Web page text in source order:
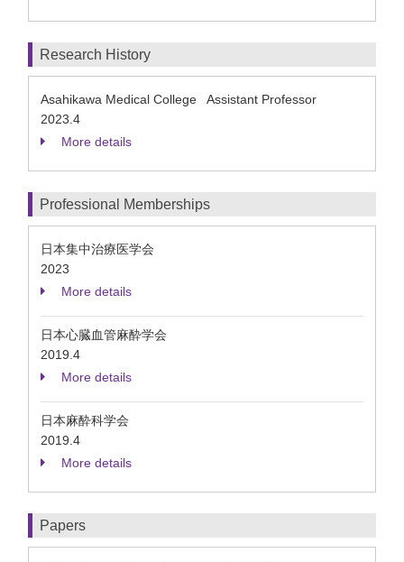
Research History
Asahikawa Medical College Assistant Professor
2023.4
More details
Professional Memberships
日本集中治療医学会
2023
More details
日本心臓血管麻酔学会
2019.4
More details
日本麻酔科学会
2019.4
More details
Papers